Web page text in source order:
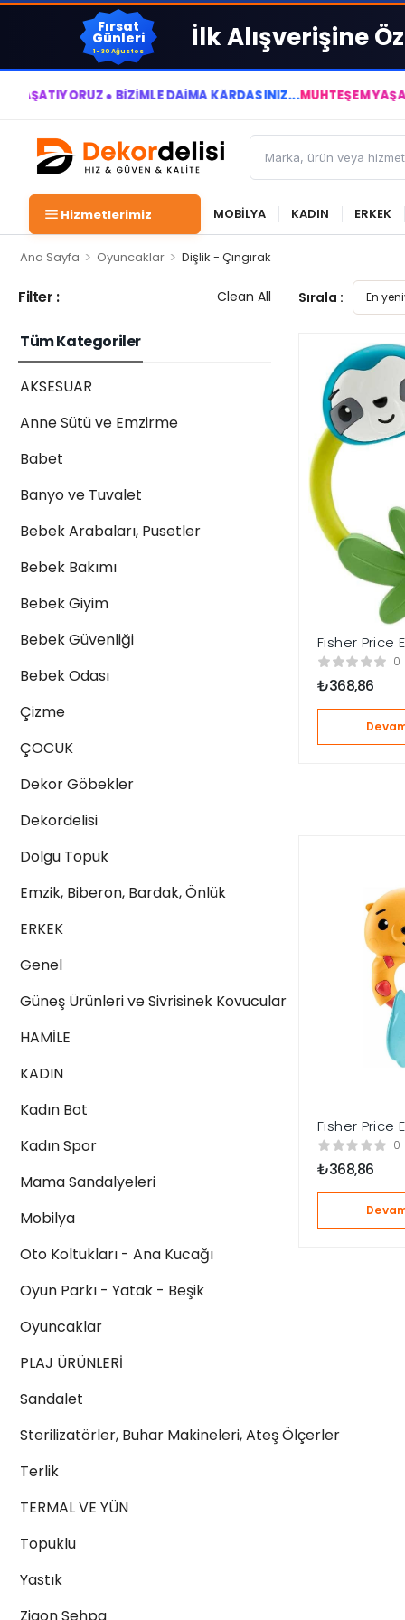
Fırsat
Günleri
1-30 Ağustos İlk Alışverişine
● BİZİMLE DAİMA KÂRDASINIZ...MUHTEŞEM YAŞAM
Hizmetlerimiz MOBİLYA KADIN ERKEK
Ana Sayfa > Oyuncaklar > Dişlik - Çıngırak
Filter : Clean All
Tüm Kategoriler
AKSESUAR
Anne Sütü ve Emzirme
Babet
Banyo ve Tuvalet
Bebek Arabaları, Pusetler
Bebek Bakımı
Bebek Giyim
Bebek Güvenliği
Bebek Odası
Çizme
ÇOCUK
Dekor Göbekler
Dekordelisi
Dolgu Topuk
Emzik, Biberon, Bardak, Önlük
ERKEK
Genel
Güneş Ürünleri ve Sivrisinek Kovucular
HAMİLE
KADIN
Kadın Bot
Kadın Spor
Mama Sandalyeleri
Mobilya
Oto Koltukları - Ana Kucağı
Oyun Parkı - Yatak - Beşik
Oyuncaklar
PLAJ ÜRÜNLERİ
Sandalet
Sterilizatörler, Buhar Makineleri, Ateş Ölçerler
Terlik
TERMAL VE YÜN
Topuklu
Yastık
Sırala :
Fisher Price
Dostlar
HJW11-HKD70
0
₺368,86
Fisher Price
Dostlar
0
₺368,86